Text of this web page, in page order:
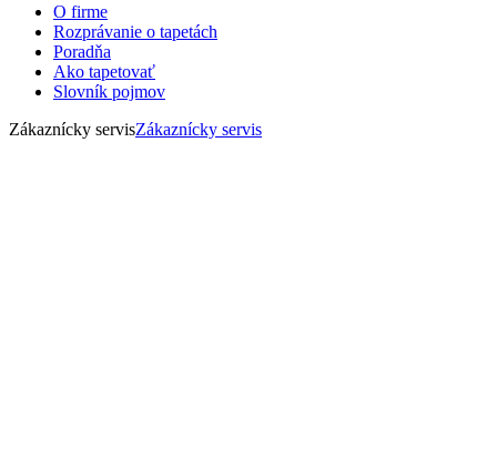
O firme
Rozprávanie o tapetách
Poradňa
Ako tapetovať
Slovník pojmov
Zákaznícky servisZákaznícky servis